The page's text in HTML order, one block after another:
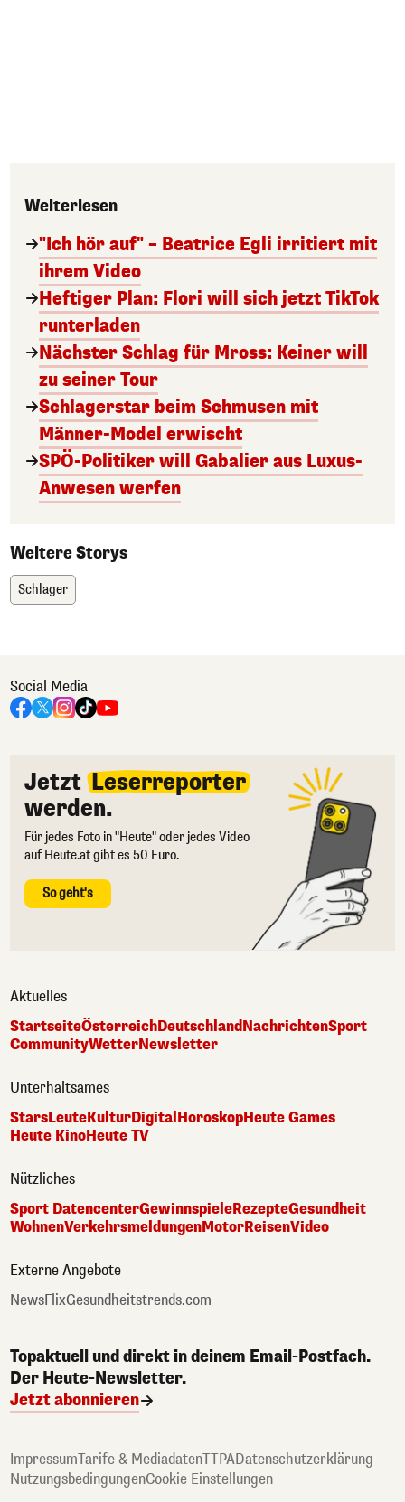
Weiterlesen
"Ich hör auf" – Beatrice Egli irritiert mit
ihrem Video
Heftiger Plan: Flori will sich jetzt TikTok
runterladen
Nächster Schlag für Mross: Keiner will
zu seiner Tour
Schlagerstar beim Schmusen mit
Männer-Model erwischt
SPÖ-Politiker will Gabalier aus Luxus-
Anwesen werfen
Weitere Storys
Schlager
Social Media
Jetzt Leserreporter
werden.
Für jedes Foto in "Heute" oder jedes Video
auf Heute.at gibt es 50 Euro.
So geht's
Aktuelles
StartseiteÖsterreichDeutschlandNachrichtenSport
CommunityWetterNewsletter
Unterhaltsames
StarsLeuteKulturDigitalHoroskopHeute Games
Heute KinoHeute TV
Nützliches
Sport DatencenterGewinnspieleRezepteGesundheit
WohnenVerkehrsmeldungenMotorReisenVideo
Externe Angebote
NewsFlixGesundheitstrends.com
Topaktuell und direkt in deinem Email-Postfach.
Der Heute-Newsletter.
Jetzt abonnieren
ImpressumTarife & MediadatenTTPADatenschutzerklärung
NutzungsbedingungenCookie Einstellungen